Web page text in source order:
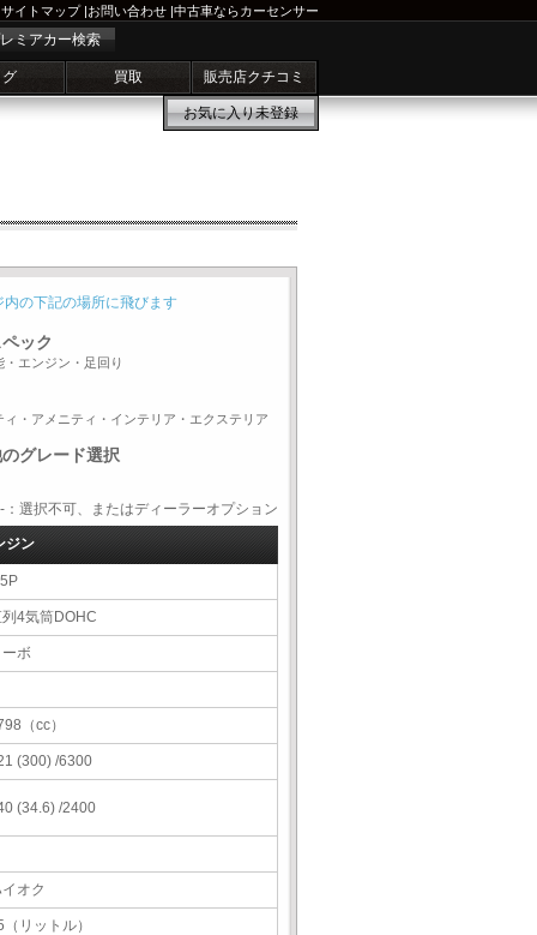
サイトマップ|お問い合わせ |中古車ならカーセンサー
ミアカー検索
買取 販売店クチコミ
お気に入り未登録
内の下記の場所に飛びます
ック
・エンジン・足回り
ィ・アメニティ・インテリア・エクステリア
グレード選択
択不可、またはディーラーオプション
ジン
4気筒DOHC
ボ
（cc）
(300) /6300
(34.6) /2400
オク
（リットル）